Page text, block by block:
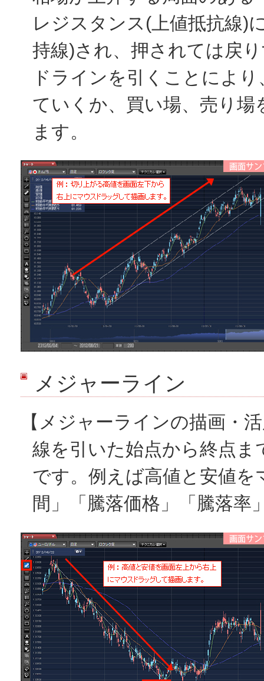
レジスタンス(上値抵抗線)
持線)され、押されては戻
ドラインを引くことによ
ていくか、買い場、売り
ます。
メジャーライン
【メジャーラインの描画・
線を引いた始点から終点
です。例えば高値と安値
間」「騰落価格」「騰落率